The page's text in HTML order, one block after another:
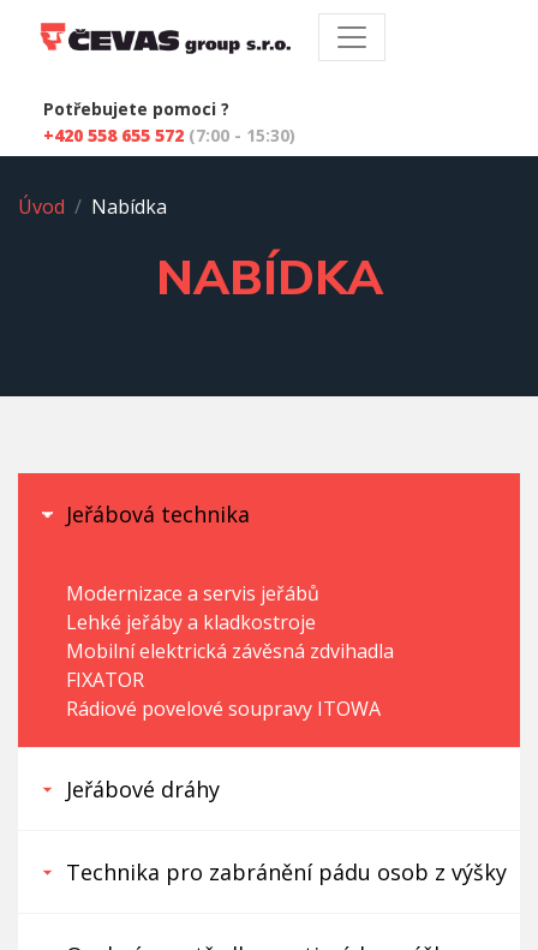
Potřebujete pomoci ?
+420 558 655 572 (7:00 - 15:30)
Úvod Nabídka
NABÍDKA
Jeřábová technika
Modernizace a servis jeřábů
Lehké jeřáby a kladkostroje
Mobilní elektrická závěsná zdvihadla
FIXATOR
Rádiové povelové soupravy ITOWA
Jeřábové dráhy
Technika pro zabránění pádu osob z výšky